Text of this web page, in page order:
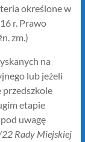
określone w
r. Prawo
zm.)
na
lub jeżeli
przedszkole
etapie
uwagę
Rady Miejskiej